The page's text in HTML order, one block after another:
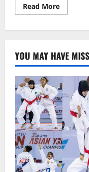
Read MoreRead
more
وزیرستان
میں
آپریشن،9
دہشت
گرد
ہلاک،
2جوان
شہید
YOU MAY HAVE